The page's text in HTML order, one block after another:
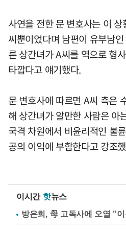
사연을 전한 문 변호사는 이
씨뿐이었다며 남편이 유부남
른 상간녀가 A씨를 역으로 형
타깝다고 얘기했다.
문 변호사에 따르면 A씨 측은
해 상간녀가 알만한 사람은 아
국격 차원에서 비윤리적인 불
공의 이익에 부합한다고 강조
이시간 핫뉴스
방은희, 母 고독사에 오열 "